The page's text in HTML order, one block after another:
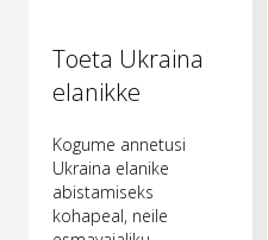
Toeta Ukraina
elanikke
Kogume annetusi
Ukraina elanike
abistamiseks
kohapeal, neile